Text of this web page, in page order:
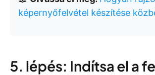
képernyőfelvétel készítése
5. lépés: Indítsa el a